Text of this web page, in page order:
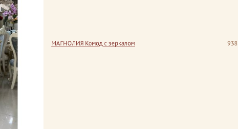
МАГНОЛИЯ Комод с зеркалом 938